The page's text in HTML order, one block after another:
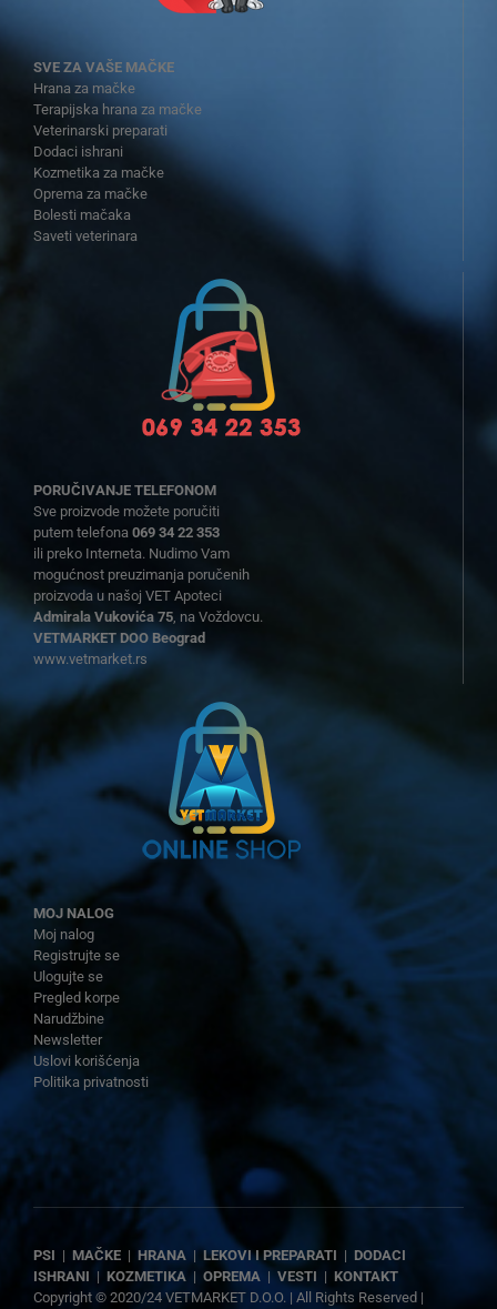
SVE ZA VAŠE MAČKE
Hrana za mačke
Terapijska hrana za mačke
Veterinarski preparati
Dodaci ishrani
Kozmetika za mačke
Oprema za mačke
Bolesti mačaka
Saveti veterinara
PORUČIVANJE TELEFONOM
Sve proizvode možete poručiti
putem telefona 069 34 22 353
ili preko Interneta. Nudimo Vam
mogućnost preuzimanja poručenih
proizvoda u našoj VET Apoteci
Admirala Vukovića 75, na Voždovcu.
VETMARKET DOO Beograd
www.vetmarket.rs
MOJ NALOG
Moj nalog
Registrujte se
Ulogujte se
Pregled korpe
Narudžbine
Newsletter
Uslovi korišćenja
Politika privatnosti
PSI | MAČKE| HRANA| LEKOVI I PREPARATI | DODACI
ISHRANI | KOZMETIKA| OPREMA| VESTI | KONTAKT
Copyright © 2020/24 VETMARKET D.O.O. | All Rights Reserved |